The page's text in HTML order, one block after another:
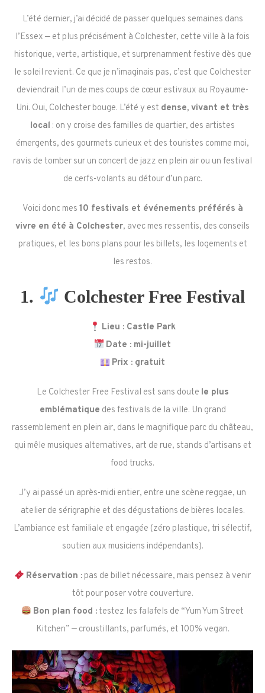
L’été dernier, j’ai décidé de passer quelques semaines dans
l’Essex — et plus précisément à Colchester, cette ville à la fois
historique, verte, artistique, et surprenamment festive dès que
le soleil revient. Ce que je n’imaginais pas, c’est que Colchester
deviendrait l’un de mes coups de cœur estivaux au Royaume-
Uni. Oui, Colchester bouge. L’été y est dense, vivant et très
local : on y croise des familles de quartier, des artistes
émergents, des gourmets curieux et des touristes comme moi,
ravis de tomber sur un concert de jazz en plein air ou un festival
de cerfs-volants au détour d’un parc.
Voici donc mes 10 festivals et événements préférés à
vivre en été à Colchester, avec mes ressentis, des conseils
pratiques, et les bons plans pour les billets, les logements et
les restos.
1. Colchester Free Festival
Lieu : Castle Park
Date : mi-juillet
Prix : gratuit
Le Colchester Free Festival est sans doute le plus
emblématique des festivals de la ville. Un grand
rassemblement en plein air, dans le magnifique parc du château,
qui mêle musiques alternatives, art de rue, stands d’artisans et
food trucks.
J’y ai passé un après-midi entier, entre une scène reggae, un
atelier de sérigraphie et des dégustations de bières locales.
L’ambiance est familiale et engagée (zéro plastique, tri sélectif,
soutien aux musiciens indépendants).
Réservation : pas de billet nécessaire, mais pensez à venir
tôt pour poser votre couverture.
Bon plan food :testez les falafels de “Yum Yum Street
Kitchen” — croustillants, parfumés, et 100% vegan.